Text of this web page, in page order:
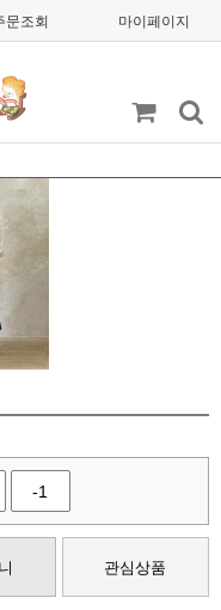
문조회 마이페이지
-1
관심상품